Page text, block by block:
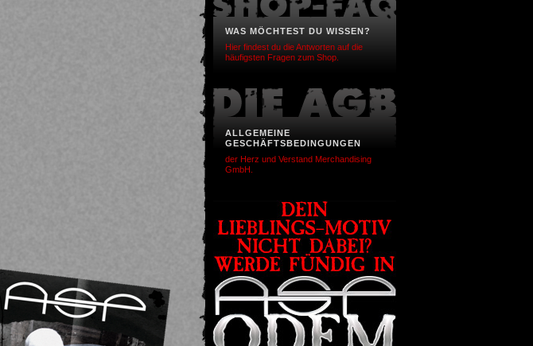
WAS MÖCHTEST DU WISSEN?
Hier findest du die Antworten auf die
häufigsten Fragen zum Shop.
ALLGEMEINE
GESCHÄFTSBEDINGUNGEN
der Herz und Verstand Merchandising
GmbH.